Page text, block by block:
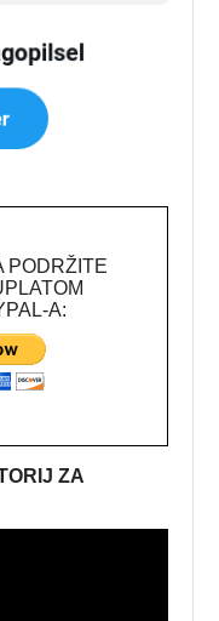
PODRŽITE
A:
ZA